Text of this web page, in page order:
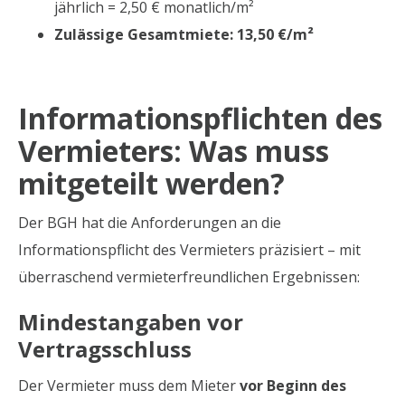
jährlich = 2,50 € monatlich/m²
Zulässige Gesamtmiete: 13,50 €/m²
Informationspflichten des
Vermieters: Was muss
mitgeteilt werden?
Der BGH hat die Anforderungen an die
Informationspflicht des Vermieters präzisiert – mit
überraschend vermieterfreundlichen Ergebnissen:
Mindestangaben vor
Vertragsschluss
Der Vermieter muss dem Mietervor Beginn des